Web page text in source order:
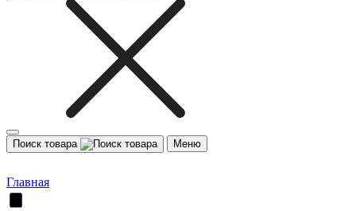
Поиск товара Меню
Главная